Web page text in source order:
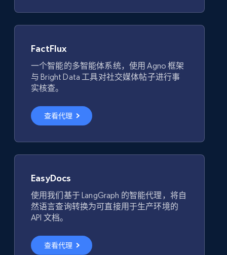
FactFlux
一个智能的多智能体系统，使用 Agno 框架
与 Bright Data 工具对社交媒体帖子进行事
实核查。
查看代理
EasyDocs
使用我们基于 LangGraph 的智能代理，将自
然语言查询转换为可直接用于生产环境的
API 文档。
查看代理